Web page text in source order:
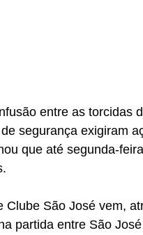
entre as torcidas
segurança exigiram
que até segunda-
Clube São José vem,
partida entre São